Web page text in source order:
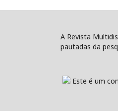
A Revista
pautadas da
Este é um